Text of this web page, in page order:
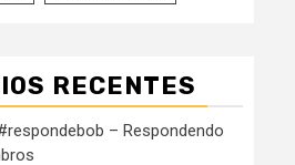
RECENTES
– Respondendo